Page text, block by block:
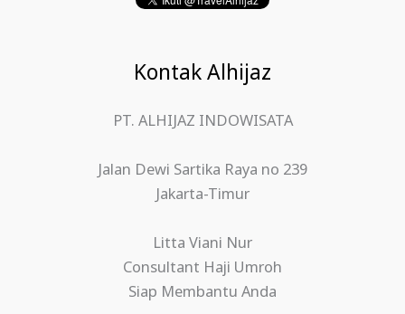
Kontak Alhijaz
PT. ALHIJAZ INDOWISATA
Jalan Dewi Sartika Raya no 239
Jakarta-Timur
Litta Viani Nur
Consultant Haji Umroh
Siap Membantu Anda